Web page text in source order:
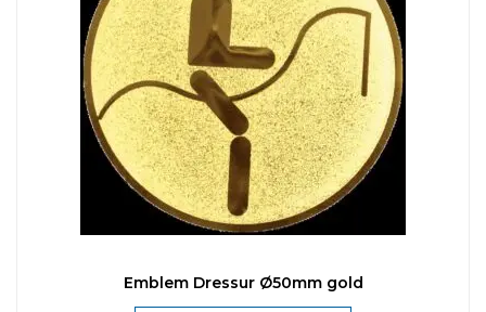
Emblem Dressur Ø50mm gold